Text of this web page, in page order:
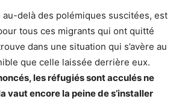
au-delà des polémiques suscitées, est
tous ces migrants qui ont quitté
dans une situation qui s’avère au
que celle laissée derrière eux.
les réfugiés sont acculés ne
vaut encore la peine de s’installer